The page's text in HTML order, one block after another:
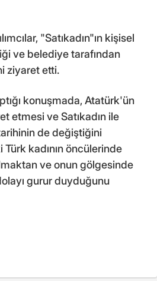
"Satıkadın"ın kişisel
ve belediye tarafından
ziyaret etti.
konuşmada, Atatürk'ün
etmesi ve Satıkadın ile
de değiştiğini
kadının öncülerinde
ve onun gölgesinde
gurur duyduğunu